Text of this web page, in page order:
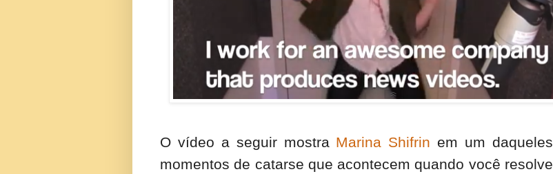
O vídeo a seguir mostra Marina Shifrin em um daqueles
momentos de catarse que acontecem quando você resolve